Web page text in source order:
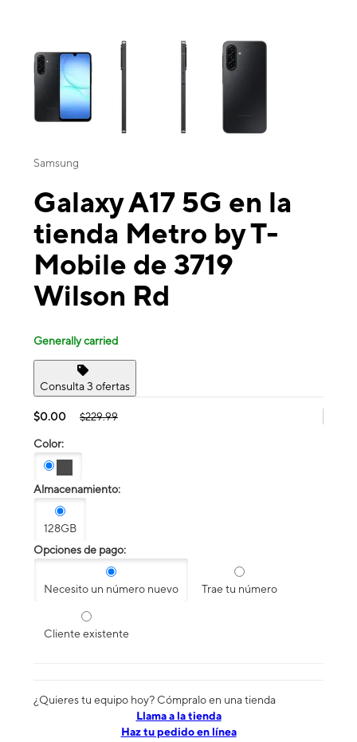
This carousel contains a column of small thumbnails. Selecting a
Samsung
Galaxy A17 5G en la
tienda Metro by T-
Mobile de 3719
Wilson Rd
Generally carried
Consulta 3 ofertas
$0.00 $229.99
Color:
Almacenamiento:
128GB
Opciones de pago:
Necesito un número nuevo Trae tu número
Cliente existente
¿Quieres tu equipo hoy? Cómpralo en una tienda
​​​​​​​Llama a la tienda
Haz tu pedido en línea